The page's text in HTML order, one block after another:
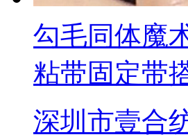
勾毛同体魔
粘带固定带
深圳市壹合